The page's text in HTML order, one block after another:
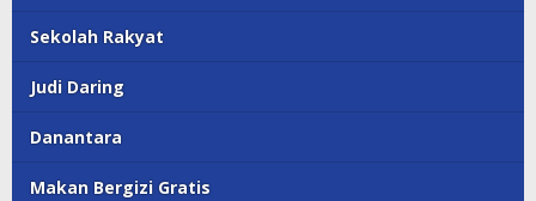
Sekolah Rakyat
Judi Daring
Danantara
Makan Bergizi Gratis